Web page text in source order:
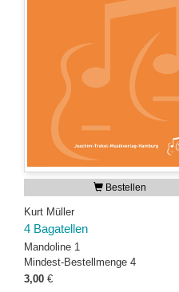
Bestellen
Kurt Müller
4 Bagatellen
Mandoline 1
Mindest-Bestellmenge 4
3,00 €